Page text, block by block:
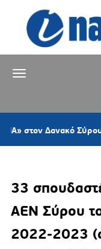
Δανακό Σύρου
33
ΑΕΝ Σύρου
2022-2023